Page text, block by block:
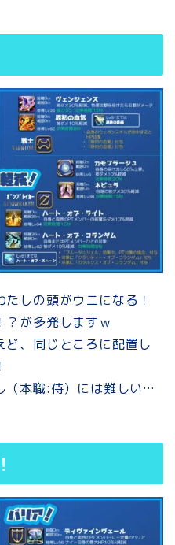
しの頭がウニになる！
？が多発しますｗ
、同じところに配置し
（本職:侍）には難しい…